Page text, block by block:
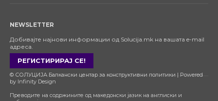
NEWSLETTER
Добивајте најнови информации од Solucija.mk на вашата e-mail
адреса.
РЕГИСТИРИРАЈ СЕ!
© СОЛУЦИЈА Балкански центар за конструктивни политики | Powered
by Infinity Design
Преводите на содржините од македонски јазик на англиски и